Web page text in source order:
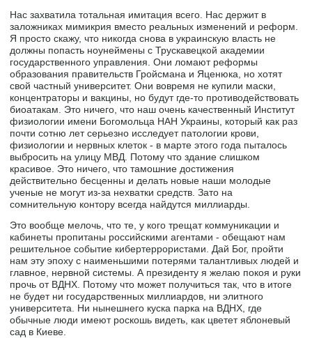
Нас захватила тотальная имитация всего. Нас держит в
заложниках мимикрия вместо реальных изменений и реформ.
Я просто скажу, что никогда снова в украинскую власть не
должны попасть ноунеймены с Трускавецкой академии
государственного управления. Они ломают реформы
образования правительств Гройсмана и Яценюка, но хотят
свой частный университет. Они вовремя не купили маски,
концентраторы и вакцины, но будут где-то противодействовать
биоатакам. Это ничего, что наш очень качественный Институт
физиологии имени Богомольца НАН Украины, который как раз
почти сотню лет серьезно исследует патологии крови,
физиологии и нервных клеток - в марте этого года пыталось
выбросить на улицу МВД. Потому что здание слишком
красивое. Это ничего, что тамошние достижения
действительно бесценны и делать новые наши молодые
ученые не могут из-за нехватки средств. Зато на
сомнительную контору всегда найдутся миллиарды.
Это вообще мелочь, что те, у кого трещат коммуникации и
кабинеты пропитаны российскими агентами - обещают нам
решительное событие кибертеррористами. Дай Бог, пройти
нам эту эпоху с наименьшими потерями талантливых людей и
главное, нервной системы. А президенту я желаю покоя и руки
прочь от ВДНХ. Потому что может получиться так, что в итоге
не будет ни государственных миллиардов, ни элитного
университета. Ни нынешнего куска парка на ВДНХ, где
обычные люди имеют роскошь видеть, как цветет яблоневый
сад в Киеве.